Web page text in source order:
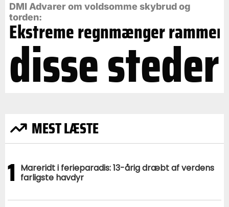
DMI Advarer om voldsomme skybrud og
torden:
Ekstreme regnmænger rammer
disse steder
MEST LÆSTE
1 Mareridt i ferieparadis: 13-årig dræbt af verdens
farligste havdyr